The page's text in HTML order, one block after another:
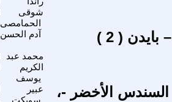
شوقى
الحمامصى
آدم الحسن ( 2 )
محمد عبد
الكريم
يوسف
عبير
سويكت
السندس الأخضر -،